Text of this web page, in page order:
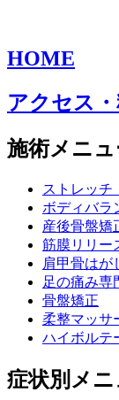
HOME
アクセス
施術メニュ
ストレッ
ボディバラ
産後骨盤矯
筋膜リリー
肩甲骨はが
足の痛み専
骨盤矯正
柔整マッサ
ハイボルテ
症状別メニ